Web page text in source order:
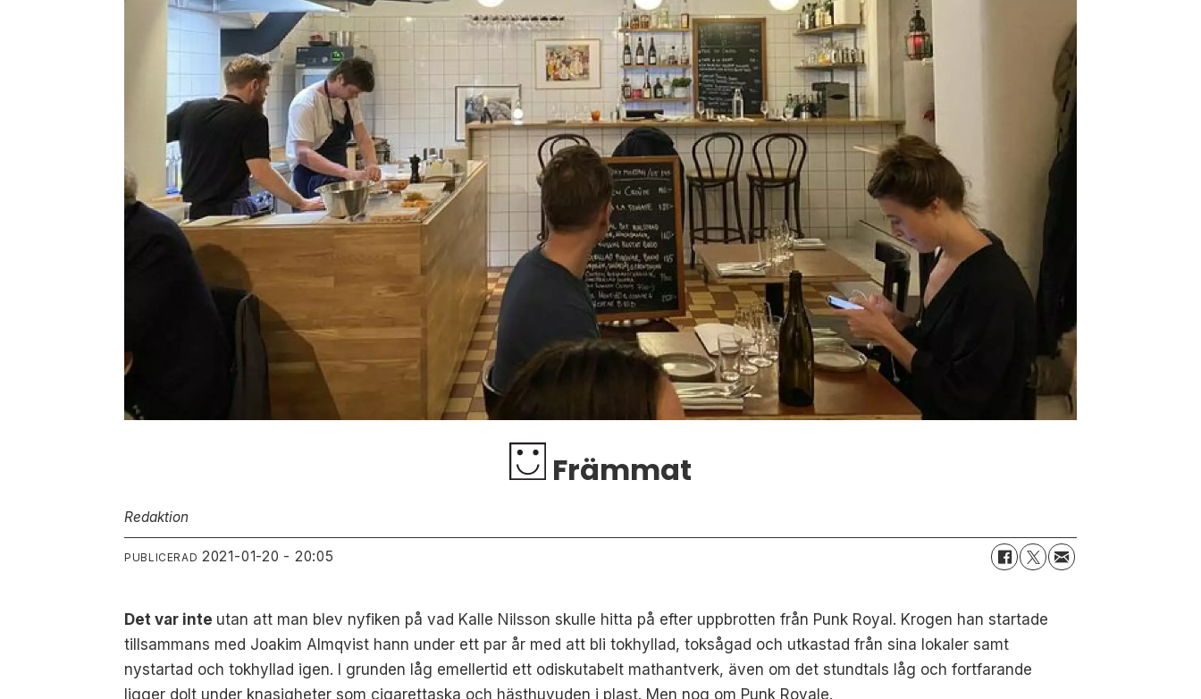
Främmat
Redaktion
PUBLICERAD 2021-01-20 - 20:05
Det var inte utan att man blev nyfiken på vad Kalle Nilsson skulle hitta på efter uppbrotten från Punk Royal. Krogen han startade
tillsammans med Joakim Almqvist hann under ett par år med att bli tokhyllad, toksågad och utkastad från sina lokaler samt
nystartad och tokhyllad igen. I grunden låg emellertid ett odiskutabelt mathantverk, även om det stundtals låg och fortfarande
ligger dolt under knasigheter som cigarettaska och hästhuvuden i plast. Men nog om Punk Royale.